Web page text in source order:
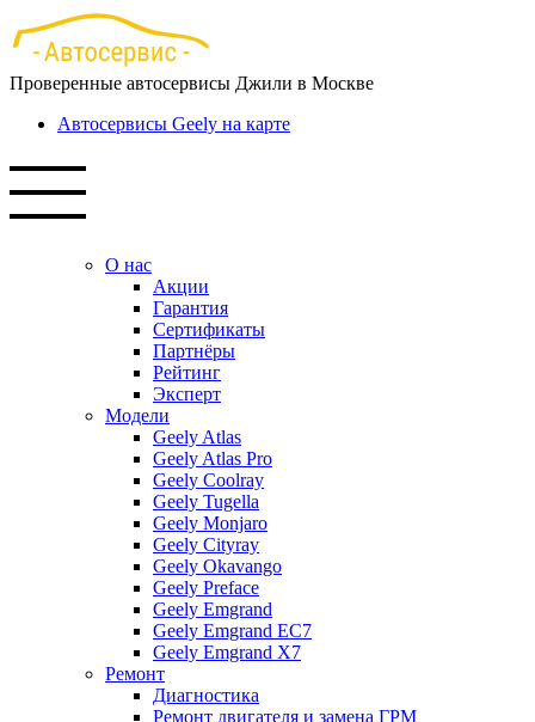
Перейти
к
основному
содержанию
Проверенные автосервисы Джили в Москве
Автосервисы Geely на карте
О нас
Акции
Гарантия
Сертификаты
Партнёры
Рейтинг
Эксперт
Модели
Geely Atlas
Geely Atlas Pro
Geely Coolray
Geely Tugella
Geely Monjaro
Geely Cityray
Geely Okavango
Geely Preface
Geely Emgrand
Geely Emgrand EC7
Geely Emgrand X7
Ремонт
Диагностика
Ремонт двигателя и замена ГРМ